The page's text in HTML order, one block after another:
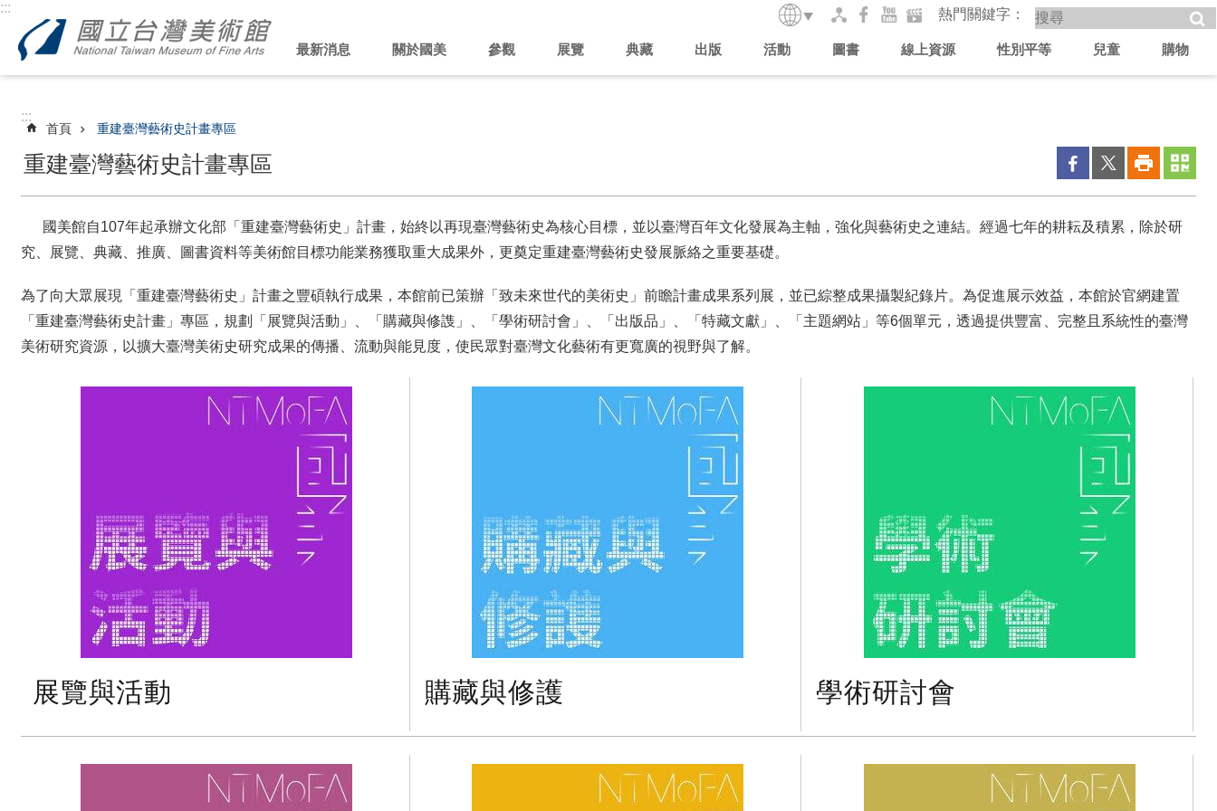
跳到主要內容區塊
::: 熱門關鍵字
最新消息 關於國美 參觀 展覽 典藏 出版 活動 圖書 線上資源 性別平等 兒童 購物
:::
首頁 重建臺灣藝術史計畫專區
重建臺灣藝術史計畫專區
國美館自107年起承辦文化部「重建臺灣藝術史」計畫，始終以再現臺灣藝術史為核心目標，並以臺灣百年文化發展為主軸，強化與藝術史之連結。經過七年的耕耘及積累，除於研
究、展覽、典藏、推廣、圖書資料等美術館目標功能業務獲取重大成果外，更奠定重建臺灣藝術史發展脈絡之重要基礎。
為了向大眾展現「重建臺灣藝術史」計畫之豐碩執行成果，本館前已策辦「致未來世代的美術史」前瞻計畫成果系列展，並已綜整成果攝製紀錄片。為促進展示效益，本館於官網建置
「重建臺灣藝術史計畫」專區，規劃「展覽與活動」、「購藏與修謢」、「學術研討會」、「出版品」、「特藏文獻」、「主題網站」等6個單元，透過提供豐富、完整且系統性的臺灣
美術研究資源，以擴大臺灣美術史研究成果的傳播、流動與能見度，使民眾對臺灣文化藝術有更寬廣的視野與了解。
展覽與活動 購藏與修護 學術研討會